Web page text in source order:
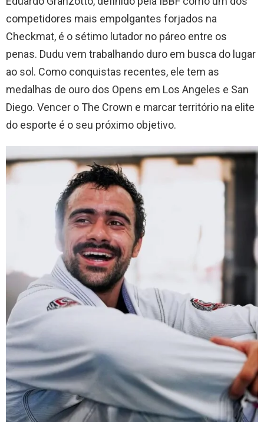
competidores mais empolgantes forjados na
Checkmat, é o sétimo lutador no páreo entre os
penas. Dudu vem trabalhando duro em busca do lugar
ao sol. Como conquistas recentes, ele tem as
medalhas de ouro dos Opens em Los Angeles e San
Diego. Vencer o The Crown e marcar território na elite
do esporte é o seu próximo objetivo.